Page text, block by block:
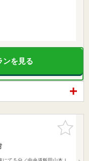
ンを見る
お気に入
りに追加